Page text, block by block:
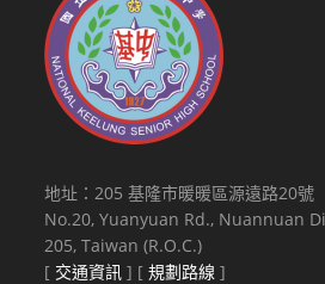
地址：205 基隆市暖暖區源遠路20號
No.20, Yuanyuan Rd., Nuannuan
205, Taiwan (R.O.C.)
[ 交通資訊 ] [規劃路線 ]